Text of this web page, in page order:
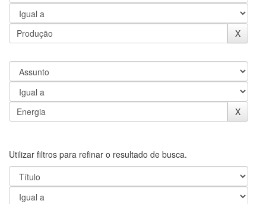
Utilizar filtros para refinar o resultado de busca.